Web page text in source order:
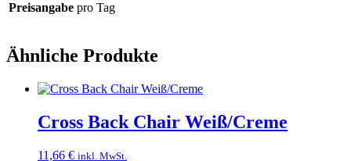
Preisangabe pro Tag
Ähnliche Produkte
Cross Back Chair Weiß/Creme
11,66 € inkl. MwSt.